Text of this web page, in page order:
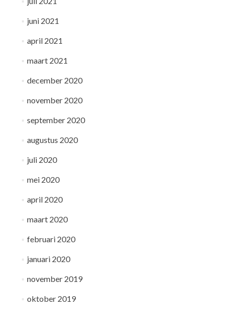
juni 2021
april 2021
maart 2021
december 2020
november 2020
september 2020
augustus 2020
juli 2020
mei 2020
april 2020
maart 2020
februari 2020
januari 2020
november 2019
oktober 2019